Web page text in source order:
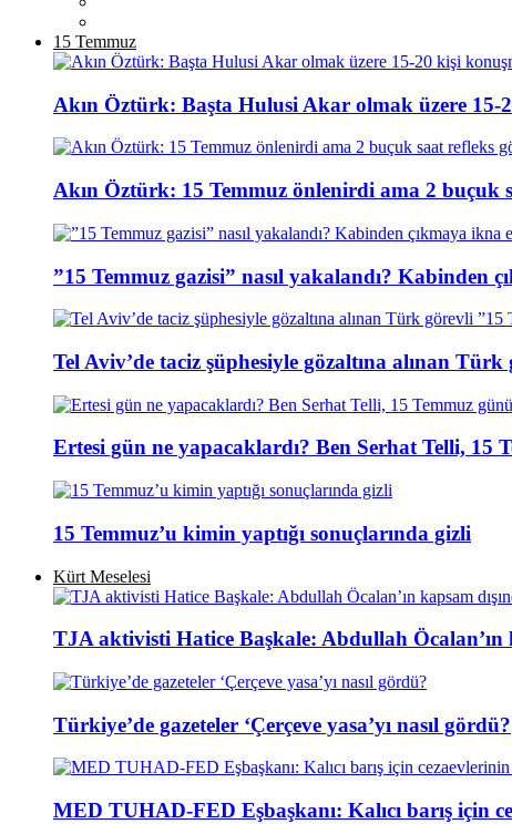
15 Temmuz
Akın Öztürk: Başta Hulusi Akar olmak üzere 15-
Akın Öztürk: 15 Temmuz önlenirdi ama 2 buçuk
”15 Temmuz gazisi” nasıl yakalandı? Kabinden
Tel Aviv’de taciz şüphesiyle gözaltına alınan Türk
Ertesi gün ne yapacaklardı? Ben Serhat Telli, 15
15 Temmuz’u kimin yaptığı sonuçlarında gizli
Kürt Meselesi
TJA aktivisti Hatice Başkale: Abdullah Öcalan’ın
Türkiye’de gazeteler ‘Çerçeve yasa’yı nasıl gördü?
MED TUHAD-FED Eşbaşkanı: Kalıcı barış için